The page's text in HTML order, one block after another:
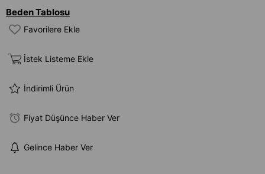
Beden Tablosu
Favorilere Ekle
İstek Listeme Ekle
İndirimli Ürün
Fiyat Düşünce Haber Ver
Gelince Haber Ver